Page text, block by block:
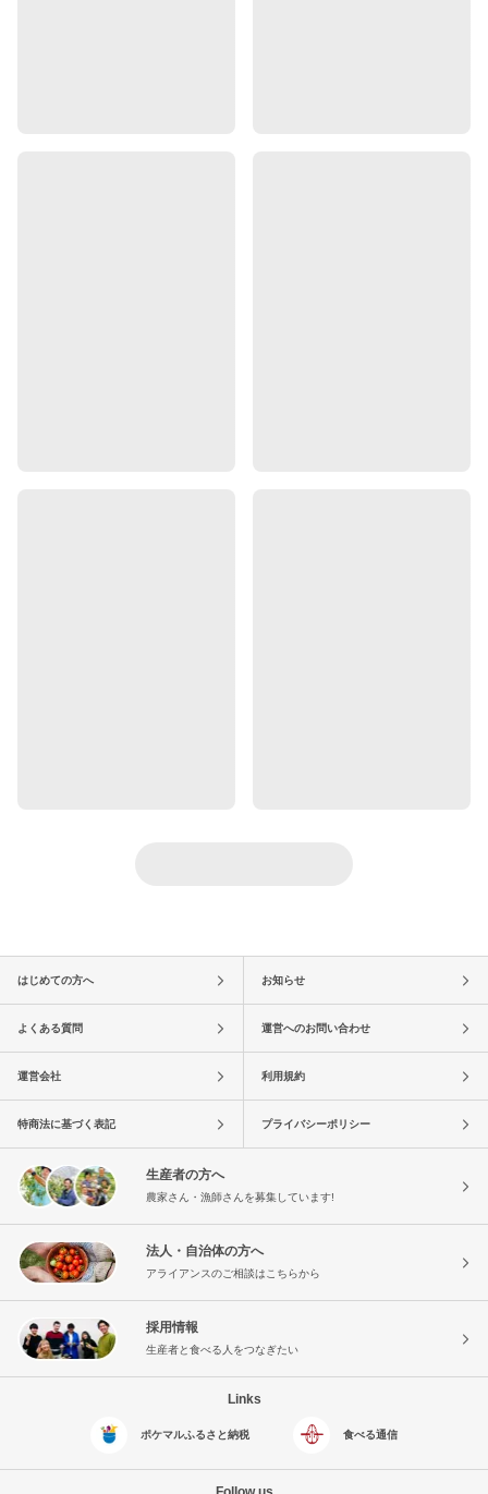
はじめての方へ お知らせ
よくある質問 運営へのお問い合わせ
運営会社 利用規約
特商法に基づく表記 プライバシーポリシー
生産者の方へ
農家さん・漁師さんを募集しています!
法人・自治体の方へ
アライアンスのご相談はこちらから
採用情報
生産者と食べる人をつなぎたい
Links
ポケマルふるさと納税 食べる通信